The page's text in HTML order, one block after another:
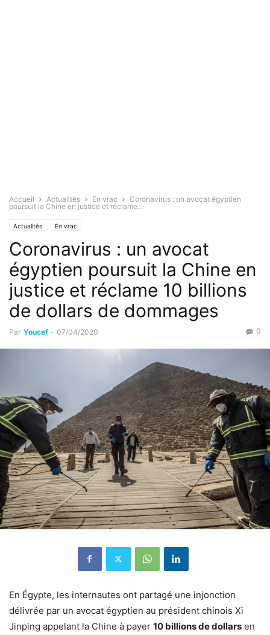
Accueil Actualités En vrac
Coronavirus : un avocat égyptien
poursuit la Chine en justice et réclame...
Actualités En vrac
Coronavirus : un avocat
égyptien poursuit la Chine en
justice et réclame 10 billions
de dollars de dommages
Par Youcef - 07/04/2020 0
En Égypte, les internautes ont partagé une injonction
délivrée par un avocat égyptien au président chinois Xi
Jinping appelant la Chine à payer 10 billions de dollars en